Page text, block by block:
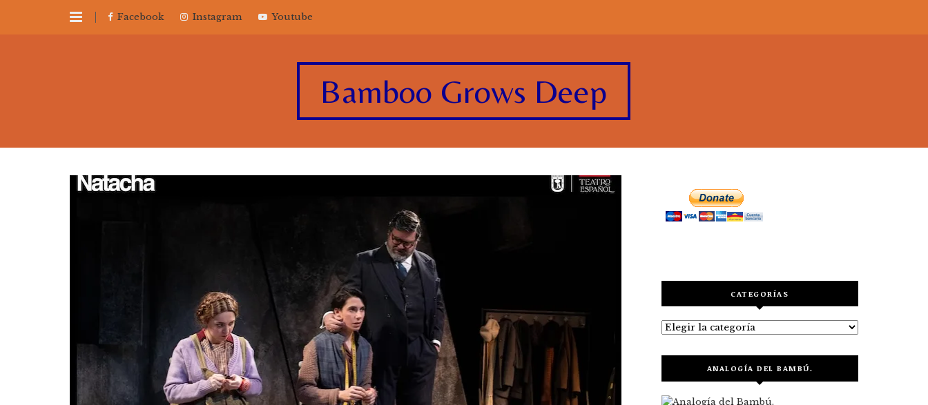
Facebook Instagram Youtube
Bamboo Grows Deep
CATEGORÍAS
Categorías
ANALOGÍA DEL BAMBÚ.